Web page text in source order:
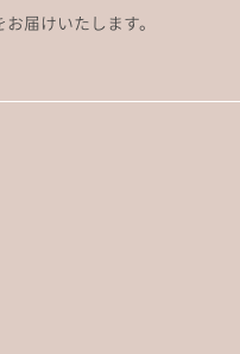
届けいたします。